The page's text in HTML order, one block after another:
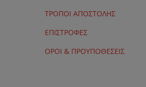
ΤΡΟΠΟΙ ΑΠΟΣΤΟΛΗΣ
ΕΠΙΣΤΡΟΦΕΣ
ΟΡΟΙ & ΠΡΟΥΠΟΘΕΣΕΙΣ